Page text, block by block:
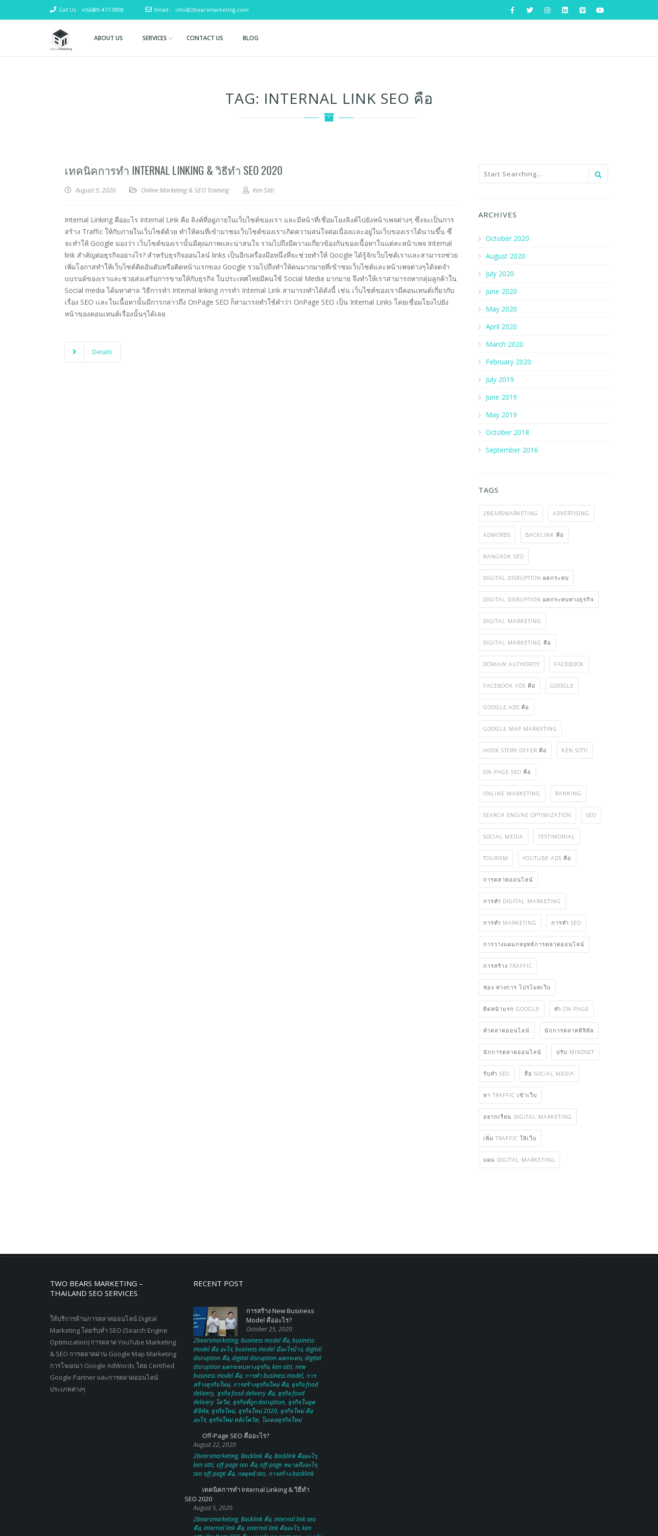
Call Us : +(66)89-477-9898 Email : info@2bearsmarketing.com
Two
(SEO)
ABOUT US SERVICES CONTACT US BLOG
TAG: INTERNAL LINK SEO คือ
เทคนิคการทำ INTERNAL LINKING & วิธีทำ SEO 2020
August 5, 2020 Online Marketing & SEO Training Ken Sitti
Internal Linking คืออะไร Internal Link คือ ลิงค์ที่อยู่ภายในเว็บไซต์ของเรา และมีหน้าที่เชื่อมโยงลิงค์ไปยังหน้าเพจต่างๆ ซึ่งจะเป็นการ
สร้าง Traffic ให้กับภายในเว็บไซต์ด้วย ทำให้คนที่เข้ามาชมเว็บไซต์ของเราเกิดความสนใจต่อเนื่องเเละอยู่ในเว็บของเราได้นานขึ้น ซึ่
จะทำให้ Google มองว่า เว็บไซต์ของเรานั้นมีคุณภาพและน่าสนใจ รวมไปถึงมีความเกี่ยวข้องกันของเนื้อหาในแต่ละหน้าเพจ Internal
link สำคัญต่อธุรกิจอย่างไร? สำหรับธุรกิจออนไลน์ links เป็นอีกเครื่องมือหนึ่งที่จะช่วยทำให้ Google ได้รู้จักเว็บไซต์เราและสามารถช่วย
เพิ่มโอกาสทำให้เว็บไซต์ติดอันดับหรือติดหน้าแรกของ Google รวมไปถึงทำให้คนมากมายที่เข้าชมเว็บไซต์และหน้าเพจต่างๆได้จดจำ
แบรนด์ของเราและช่วยส่งเสริมการขายให้กับธุรกิจ ในประเทศไทยมีคนใช้ Social Media มากมาย จึงทำให้เราสามารถหากลุ่มลูกค้าใน
Social media ได้มหาศาล วิธีการทำ Internal linking การทำ Internal Link สามารถทำได้ดังนี้ เช่น เว็บไซต์ของเรามีคอนเทนต์เกี่ยวกับ
เรื่อง SEO เเละในเนื้อหานั้นมีการกล่าวถึง OnPage SEO ก็สามารถทำใช้คำว่า OnPage SEO เป็น Internal Links โดยเชื่อมโยงไปยัง
หน้าของคอนเทนต์เรื่องนั้นๆได้เลย
Details
ARCHIVES
October 2020
August 2020
July 2020
June 2020
May 2020
April 2020
March 2020
February 2020
July 2019
June 2019
May 2019
October 2018
September 2016
TAGS
2BEARSMARKETING ADVERTISING
ADWORDS BACKLINK คือ
BANGKOK SEO
DIGITAL DISRUPTION ผลกระทบ
DIGITAL DISRUPTION ผลกระทบทางธุรกิจ
DIGITAL MARKETING
DIGITAL MARKETING คือ
DOMAIN AUTHORITY FACEBOOK
FACEBOOK ADS คือ GOOGLE
GOOGLE ADS คือ
GOOGLE MAP MARKETING
HOOK STORY OFFER คือ KEN SITTI
ON-PAGE SEO คือ
ONLINE MARKETING RANKING
SEARCH ENGINE OPTIMIZATION SEO
SOCIAL MEDIA TESTIMONIAL
TOURISM YOUTUBE ADS คือ
การตลาดออนไลน์
การทำ DIGITAL MARKETING
การทำ MARKETING การทำ SEO
การวางแผนกลยุทธ์การตลาดออนไลน์
การสร้าง TRAFFIC
ช่อง ทางการ โปรโมทเว็บ
ติดหน้าแรก GOOGLE ทำ ON-PAGE
ทําตลาดออนไลน์ นักการตลาดดิจิทัล
นักการตลาดออนไลน์ ปรับ MINDSET
รับทำ SEO สื่อ SOCIAL MEDIA
หา TRAFFIC เข้าเว็บ
อยากเรียน DIGITAL MARKETING
เพิ่ม TRAFFIC ให้เว็บ
แผน DIGITAL MARKETING
TWO BEARS MARKETING –
THAILAND SEO SERVICES
ให้บริการด้านการตลาดออนไลน์ Digital
Marketing โดยรับทำ SEO (Search Engine
Optimization) การตลาด YouTube Marketing
& SEO การตลาดผ่าน Google Map Marketing
การโฆษณา Google AdWords โดย Certified
Google Partner และการตลาดออนไลน์
ประเภทต่างๆ
RECENT POST
การสร้าง New Business
Model คืออะไร?
October 25, 2020
2bearsmarketing, business model คือ, business
model คือ อะไร, business model มีอะไรบ้าง, digital
disruption คือ, digital disruption ผลกระทบ, digital
disruption ผลกระทบทางธุรกิจ, ken sitti, new
business model คือ, การทำ business model, การ
สร้างธุรกิจใหม่, การสร้างธุรกิจใหม่ คือ, ธุรกิจ food
delivery, ธุรกิจ food delivery คือ, ธุรกิจ food
delivery โควิด, ธุรกิจที่ถูก disruption, ธุรกิจในยุค
ดิจิทัล, ธุรกิจใหม่, ธุรกิจใหม่ 2020, ธุรกิจใหม่ คือ
อะไร, ธุรกิจใหม่ หลังโควิด, โมเดลธุรกิจใหม่
Off-Page SEO คืออะไร?
August 22, 2020
2bearsmarketing, Backlink คือ, Backlink คืออะไร,
ken sitti, off page seo คือ, off-page หมายถึงอะไร,
seo off-page คือ, กลยุทธ์ seo, การสร้าง backlink
เทคนิคการทำ Internal Linking & วิธีทำ
SEO 2020
August 5, 2020
2bearsmarketing, Backlink คือ, internal link seo
คือ, internal link คือ, internal link คืออะไร, ken